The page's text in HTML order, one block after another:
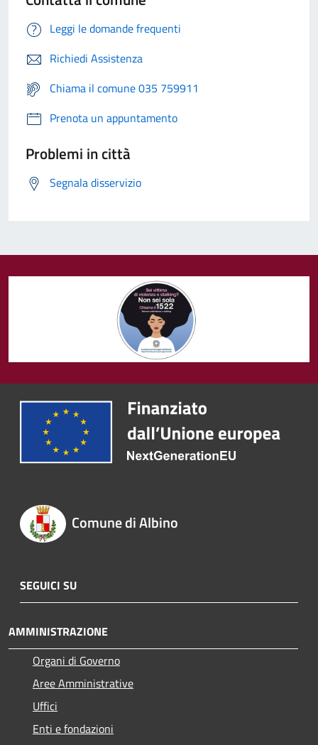
Leggi le domande frequenti
Richiedi Assistenza
Chiama il comune 035 759911
Prenota un appuntamento
Problemi in città
Segnala disservizio
Comune di Albino
SEGUICI SU
AMMINISTRAZIONE
Organi di Governo
Aree Amministrative
Uffici
Enti e fondazioni